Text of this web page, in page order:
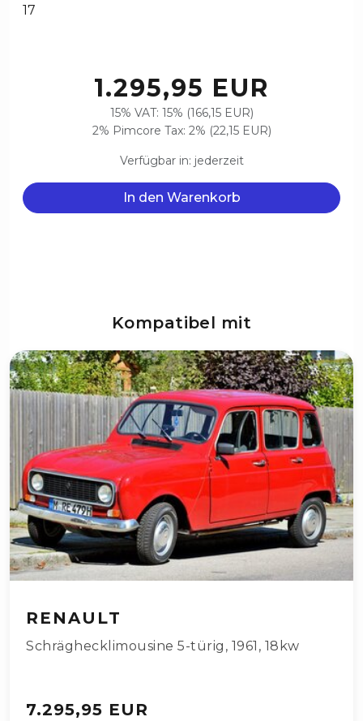
17
1.295,95 EUR
15% VAT: 15% (166,15 EUR)
2% Pimcore Tax: 2% (22,15 EUR)
Verfügbar in: jederzeit
In den Warenkorb
Kompatibel mit
RENAULT
Schräghecklimousine 5-türig , 1961 , 18kw
7.295,95 EUR